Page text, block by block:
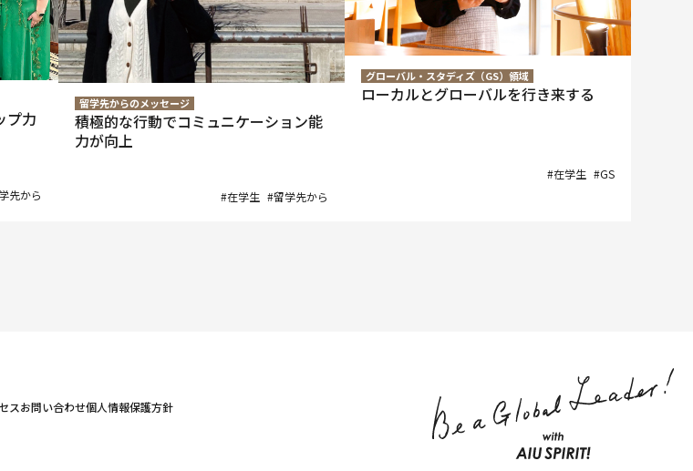
プ力
先から
留学先からのメッセージ
積極的な行動でコミュニケーション能
力が向上
#在学生 #留学先から
グローバル・スタディズ（GS）領域
ローカルとグローバルを行き来する
#在学生 #GS
スお問い合わせ個人情報保護方針